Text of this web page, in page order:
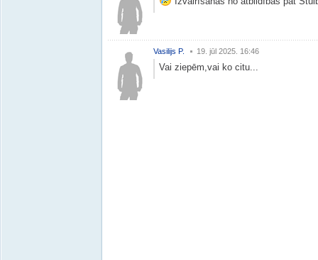
Vasilijs P. 19. jūl 2025. 16:46
Vai ziepēm,vai ko citu...